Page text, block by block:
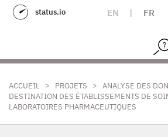
status.io EN | FR
ACCUEIL > PROJETS > ANALYSE DES
DESTINATION DES ÉTABLISSEMENTS DE
LABORATOIRES PHARMACEUTIQUES